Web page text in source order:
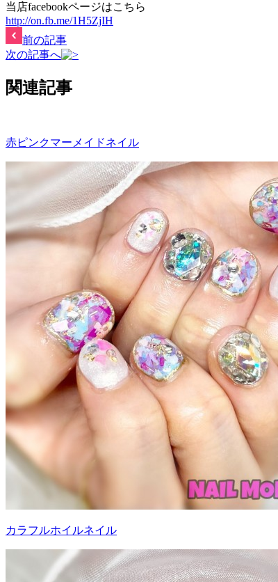
当店facebookページはこちら
http://on.fb.me/1H5ZjIH
前の記事
次の記事へ
関連記事
赤ピンクマーメイドネイル
カラフルホイルネイル